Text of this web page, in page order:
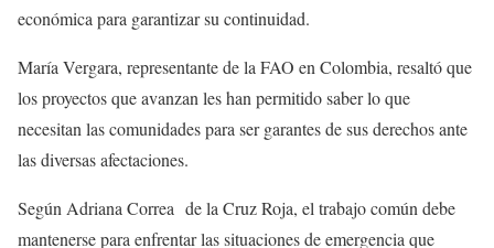
económica para garantizar su continuidad.
María Vergara, representante de la FAO en Colombia, resaltó que
los proyectos que avanzan les han permitido saber lo que
necesitan las comunidades para ser garantes de sus derechos ante
las diversas afectaciones.
Según Adriana Correa de la Cruz Roja, el trabajo común debe
mantenerse para enfrentar las situaciones de emergencia que